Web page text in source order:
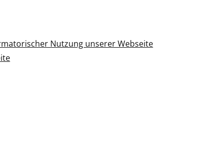
Nutzung unserer Webseite